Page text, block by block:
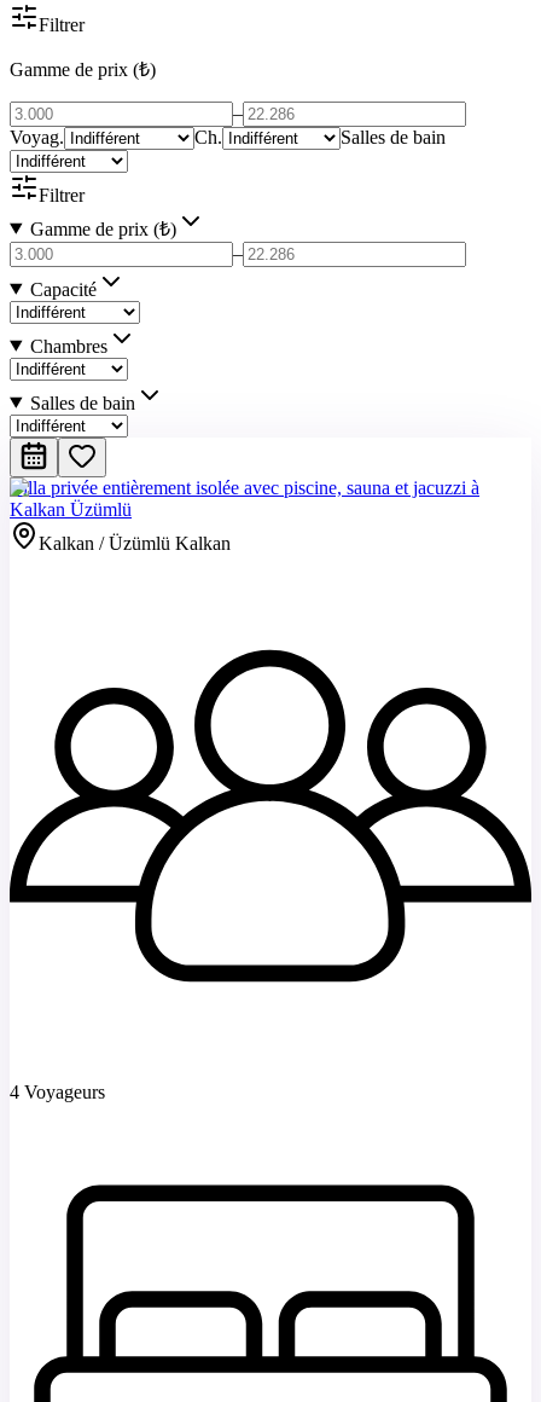
Filtrer
Gamme de prix (₺)
–
Voyag.
Ch. Salles de bain
Filtrer
Gamme de prix (₺)
–
Capacité
Chambres
Salles de bain
Villa privée entièrement isolée avec piscine, sauna et jacuzzi à
Kalkan Üzümlü
Kalkan / Üzümlü Kalkan
4 Voyageurs